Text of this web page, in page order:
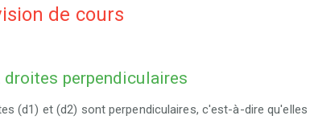
de cours
droites perpendiculaires
(d1) et (d2) sont perpendiculaires, c'est-à-dire